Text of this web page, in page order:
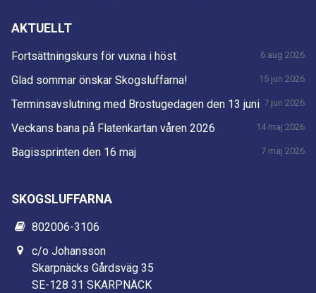
AKTUELLT
Fortsättningskurs för vuxna i höst 6 aug 2026
Glad sommar önskar Skogsluffarna! 15 jun 2026
Terminsavslutning med Brostugedagen den 13 juni 7 jun 2026
Veckans bana på Flatenkartan våren 2026 14 maj 2026
Bagissprinten den 16 maj 7 maj 2026
SKOGSLUFFARNA
802006-3106
c/o Johansson
Skarpnäcks Gårdsväg 35
SE-128 31 SKARPNÄCK